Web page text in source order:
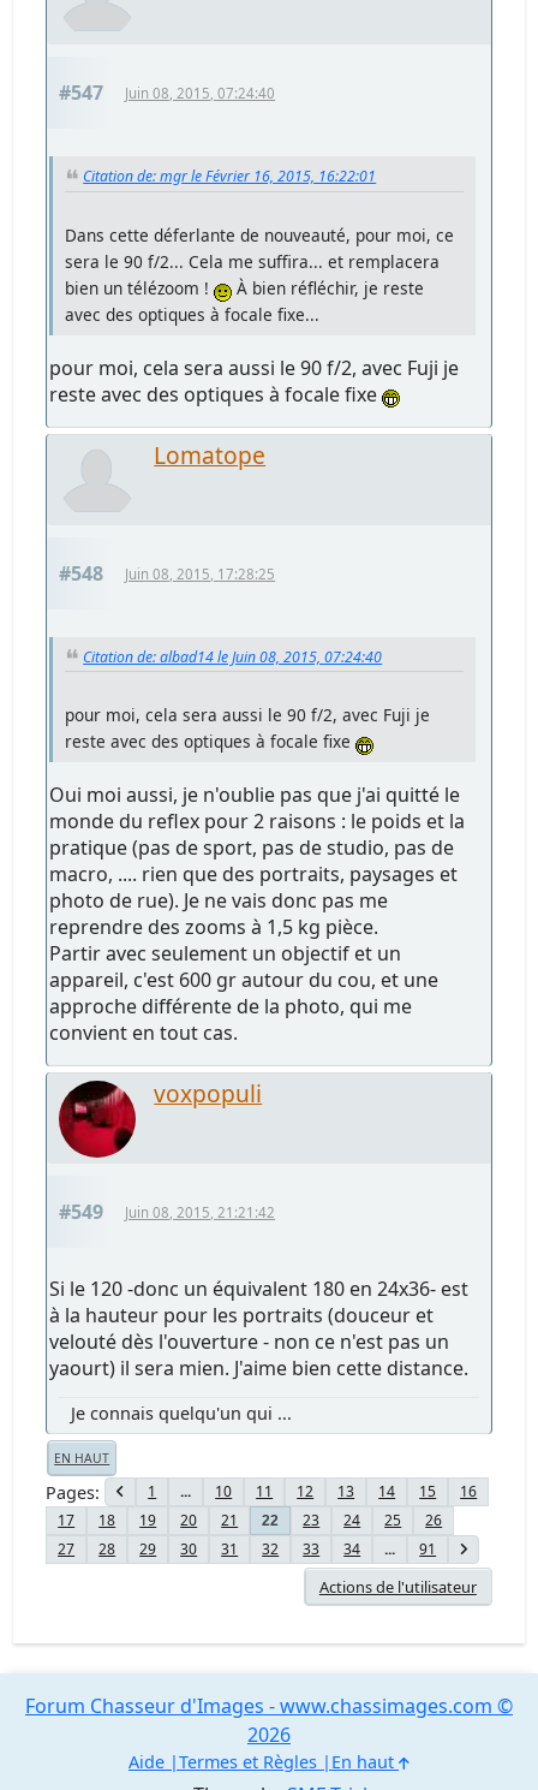
#547 Juin 08, 2015, 07:24:40
Citation de: mgr le Février 16, 2015, 16:22:01
Dans cette déferlante de nouveauté, pour moi, ce
sera le 90 f/2... Cela me suffira... et remplacera
bien un télézoom !
À bien réfléchir, je reste
avec des optiques à focale fixe...
pour moi, cela sera aussi le 90 f/2, avec Fuji je
reste avec des optiques à focale fixe
Lomatope
#548 Juin 08, 2015, 17:28:25
Citation de: albad14 le Juin 08, 2015, 07:24:40
pour moi, cela sera aussi le 90 f/2, avec Fuji je
reste avec des optiques à focale fixe
Oui moi aussi, je n'oublie pas que j'ai quitté le
monde du reflex pour 2 raisons : le poids et la
pratique (pas de sport, pas de studio, pas de
macro, .... rien que des portraits, paysages et
photo de rue). Je ne vais donc pas me
reprendre des zooms à 1,5 kg pièce.
Partir avec seulement un objectif et un
appareil, c'est 600 gr autour du cou, et une
approche différente de la photo, qui me
convient en tout cas.
voxpopuli
#549 Juin 08, 2015, 21:21:42
Si le 120 -donc un équivalent 180 en 24x36- est
à la hauteur pour les portraits (douceur et
velouté dès l'ouverture - non ce n'est pas un
yaourt) il sera mien. J'aime bien cette distance.
Je connais quelqu'un qui ...
EN HAUT
Pages 1 ... 10 11 12 13 14 15
16
17
18 19 20 21 22 23 24 25
26
27
28 29 30 31 32 33 34 ... 91
Actions de l'utilisateur
Forum Chasseur d'Images - www.chassimages.com ©
2026
Aide Termes et Règles En haut